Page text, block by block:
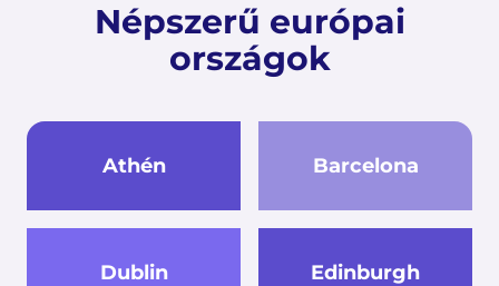
Népszerű európai
országok
Athén Barcelona
Dublin Edinburgh